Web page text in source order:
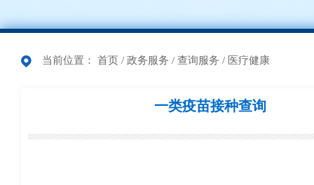
当前位置： 首页 / 政务服务 / 查询服务 / 医疗健康
一类疫苗接种查询